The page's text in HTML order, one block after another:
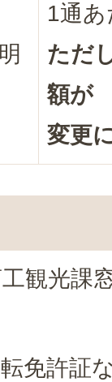
1通
ただ
額が
変更
観光課
免許証